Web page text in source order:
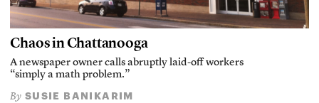
Chaos in Chattanooga
A newspaper owner calls abruptly laid-off workers
“simply a math problem.”
By SUSIE BANIKARIM